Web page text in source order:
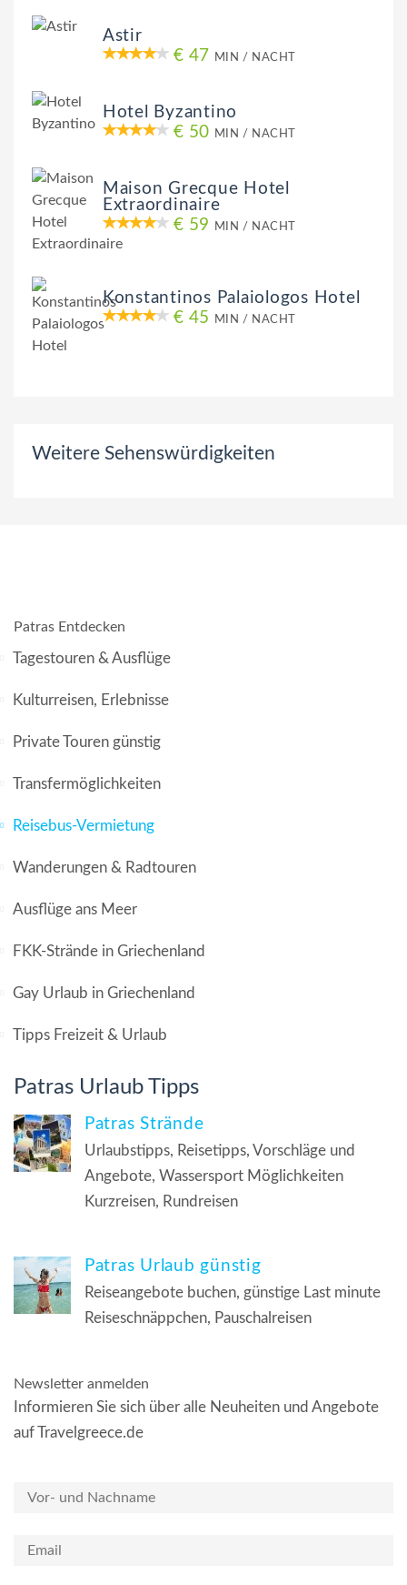
Astir
€ 47
MIN / NACHT
Hotel Byzantino
€ 50 MIN / NACHT
Maison Grecque Hotel
Extraordinaire
€ 59
MIN / NACHT
Konstantinos Palaiologos Hotel
€ 45
MIN / NACHT
Weitere Sehenswürdigkeiten
Patras Entdecken
Tagestouren & Ausflüge
Kulturreisen, Erlebnisse
Private Touren günstig
Transfermöglichkeiten
Reisebus-Vermietung
Wanderungen & Radtouren
Ausflüge ans Meer
FKK-Strände in Griechenland
Gay Urlaub in Griechenland
Tipps Freizeit & Urlaub
Patras Urlaub Tipps
Patras Strände
Urlaubstipps, Reisetipps, Vorschläge und
Angebote, Wassersport Möglichkeiten
Kurzreisen, Rundreisen
Patras Urlaub günstig
Reiseangebote buchen, günstige Last minute
Reiseschnäppchen, Pauschalreisen
Newsletter anmelden
Informieren Sie sich über alle Neuheiten und Angebote
auf Travelgreece.de